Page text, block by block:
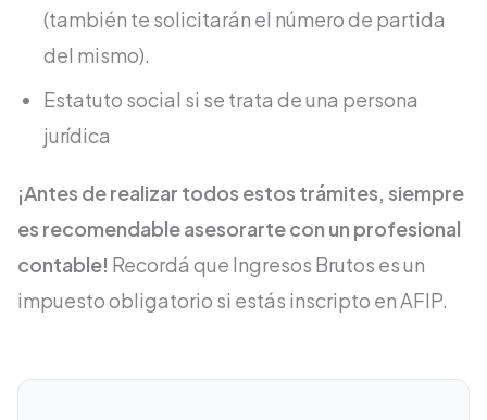
(también te solicitarán el número de partida
del mismo).
Estatuto social si se trata de una persona
jurídica
¡Antes de realizar todos estos trámites, siempre
es recomendable asesorarte con un profesional
contable! Recordá que Ingresos Brutos es un
impuesto obligatorio si estás inscripto en AFIP.